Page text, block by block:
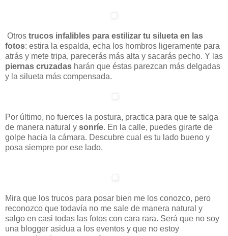
Otros trucos infalibles para estilizar tu silueta en las
fotos: estira la espalda, echa los hombros ligeramente para
atrás y mete tripa, parecerás más alta y sacarás pecho. Y las
piernas cruzadas harán que éstas parezcan más delgadas
y la silueta más compensada.
Por último, no fuerces la postura, practica para que te salga
de manera natural y sonríe. En la calle, puedes girarte de
golpe hacia la cámara. Descubre cual es tu lado bueno y
posa siempre por ese lado.
Mira que los trucos para posar bien me los conozco, pero
reconozco que todavía no me sale de manera natural y
salgo en casi todas las fotos con cara rara. Será que no soy
una blogger asidua a los eventos y que no estoy